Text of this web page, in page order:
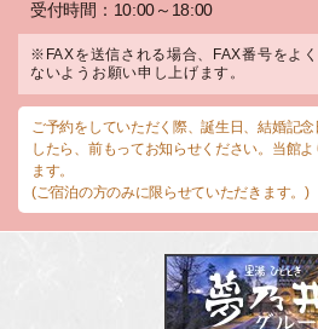
受付時間：10:00～18:00
※FAXを送信される場合、FAX番号をよ
ないようお願い申し上げます。
ご予約をしていただく際、誕生日、結婚記
したら、前もってお知らせください。当館
ます。
(ご宿泊の方のみに限らせていただきます。)